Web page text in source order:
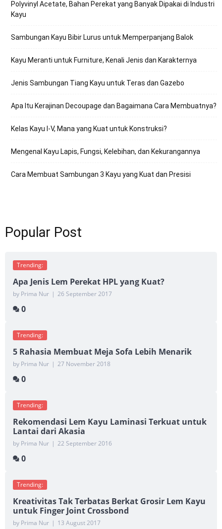
Polyvinyl Acetate, Bahan Perekat yang Banyak Dipakai di Industri
Kayu
Sambungan Kayu Bibir Lurus untuk Memperpanjang Balok
Kayu Meranti untuk Furniture, Kenali Jenis dan Karakternya
Jenis Sambungan Tiang Kayu untuk Teras dan Gazebo
Apa Itu Kerajinan Decoupage dan Bagaimana Cara Membuatnya?
Kelas Kayu I-V, Mana yang Kuat untuk Konstruksi?
Mengenal Kayu Lapis, Fungsi, Kelebihan, dan Kekurangannya
Cara Membuat Sambungan 3 Kayu yang Kuat dan Presisi
Popular Post
Trending:
Apa Jenis Lem Perekat HPL yang Kuat?
by Prima Nur | 26 September 2017
0
Trending:
5 Rahasia Membuat Meja Sofa Lebih Menarik
by Prima Nur | 27 November 2018
0
Trending:
Rekomendasi Lem Kayu Laminasi Terkuat untuk
Lantai dari Akasia
by Prima Nur | 22 September 2016
0
Trending:
Kreativitas Tak Terbatas Berkat Grosir Lem Kayu
untuk Finger Joint Crossbond
by Prima Nur | 13 August 2017